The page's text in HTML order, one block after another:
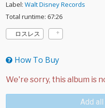
Label: Walt Disney Records
Total runtime: 67:26
ロスレス
How To Buy
Add